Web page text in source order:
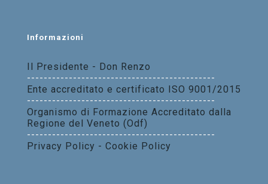
Informazioni
Il Presidente - Don Renzo
---------------------------------------------
Ente accreditato e certificato ISO 9001/2015
---------------------------------------------
Organismo di Formazione Accreditato dalla
Regione del Veneto (Odf)
---------------------------------------------
Privacy Policy - Cookie Policy